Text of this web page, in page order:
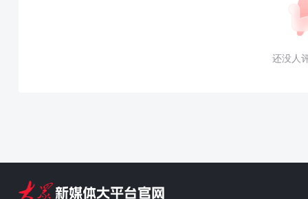
还没人